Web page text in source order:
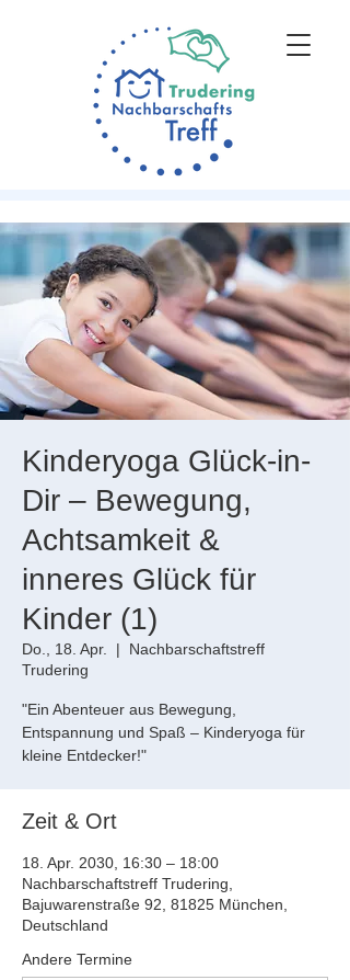
Kinderyoga Glück-in-
Dir – Bewegung,
Achtsamkeit &
inneres Glück für
Kinder (1)
Do., 18. Apr.
  |
Nachbarschaftstreff
Trudering
"Ein Abenteuer aus Bewegung,
Entspannung und Spaß – Kinderyoga für
kleine Entdecker!"
Zeit & Ort
18. Apr. 2030, 16:30 – 18:00
Nachbarschaftstreff Trudering,
Bajuwarenstraße 92, 81825 München,
Deutschland
Andere Termine